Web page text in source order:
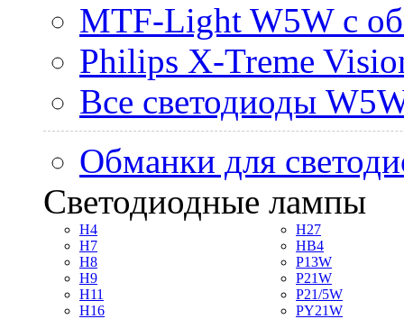
MTF-Light W5W с
Philips X-Treme
Все светодиоды
Обманки для
Светодиодные лампы
H4
H7
H8
H9
H11
H16
H27
HB4
P13W
P21W
P21/5W
PY21W